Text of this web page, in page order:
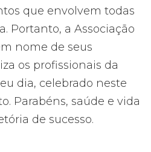
que envolvem todas
Portanto, a Associação
nome de seus
os profissionais da
dia, celebrado neste
Parabéns, saúde e vida
de sucesso.